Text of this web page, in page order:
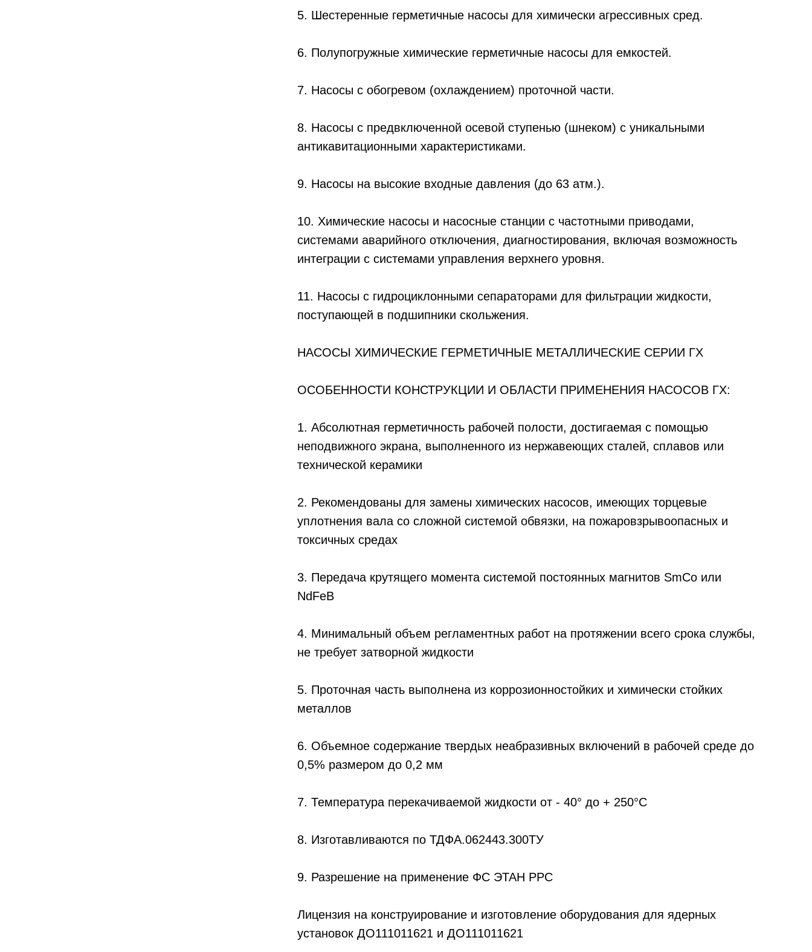
5. Шестеренные герметичные насосы для химически агрессивных сред.
6. Полупогружные химические герметичные насосы для емкостей.
7. Насосы с обогревом (охлаждением) проточной части.
8. Насосы с предвключенной осевой ступенью (шнеком) с уникальными
антикавитационными характеристиками.
9. Насосы на высокие входные давления (до 63 атм.).
10. Химические насосы и насосные станции с частотными приводами,
системами аварийного отключения, диагностирования, включая возможность
интеграции с системами управления верхнего уровня.
11. Насосы с гидроциклонными сепараторами для фильтрации жидкости,
поступающей в подшипники скольжения.
НАСОСЫ ХИМИЧЕСКИЕ ГЕРМЕТИЧНЫЕ МЕТАЛЛИЧЕСКИЕ СЕРИИ ГХ
ОСОБЕННОСТИ КОНСТРУКЦИИ И ОБЛАСТИ ПРИМЕНЕНИЯ НАСОСОВ ГХ:
1. Абсолютная герметичность рабочей полости, достигаемая с помощью
неподвижного экрана, выполненного из нержавеющих сталей, сплавов или
технической керамики
2. Рекомендованы для замены химических насосов, имеющих торцевые
уплотнения вала со сложной системой обвязки, на пожаровзрывоопасных и
токсичных средах
3. Передача крутящего момента системой постоянных магнитов SmCo или
NdFeB
4. Минимальный объем регламентных работ на протяжении всего срока службы,
не требует затворной жидкости
5. Проточная часть выполнена из коррозионностойких и химически стойких
металлов
6. Объемное содержание твердых неабразивных включений в рабочей среде до
0,5% размером до 0,2 мм
7. Температура перекачиваемой жидкости от ­- 40° до + 250°С
8. Изготавливаются по ТДФА.062443.300ТУ
9. Разрешение на применение ФС ЭТАН РРС
Лицензия на конструирование и изготовление оборудования для ядерных
установок ДО­11­101­1621 и ДО­11­101­1621